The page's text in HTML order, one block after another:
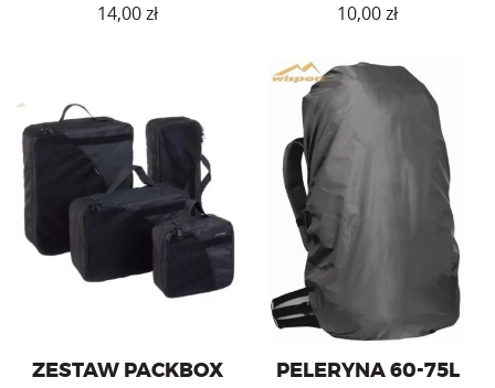
14,00zł 10,00zł
Zestaw wygodnych i
praktycznych zasobników.
ZESTAW PACKBOX
Peleryna przeciwdeszczowa
na plecak o pojemności 60-
PELERYNA 60-75L